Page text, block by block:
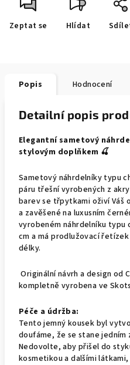
Zeptat se Hlídat
Popis Hodnocení
Detailní popis
Elegantní sametový
stylovým doplňkem 🍒
Sametový náhrdelníky typu
páru třešní vyrobených z
barev se třpytkami oživí Váš
a zavěšené na luxusním
vyrobeném náhrdelníku typu
cm a má prodlužovací
délky.
Originální návrh a design od
kompletně vyrobena ve
Péče a údržba:
Tento jemný kousek byl
doufáme, že se stane jedním
Nedovolte, aby přišel do
kosmetikou a dalšími